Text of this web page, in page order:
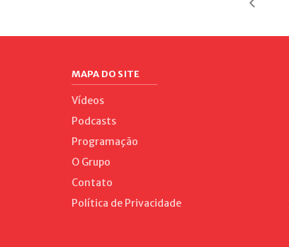
MAPA DO SITE
Vídeos
Podcasts
Programação
O Grupo
Contato
Política de Privacidade